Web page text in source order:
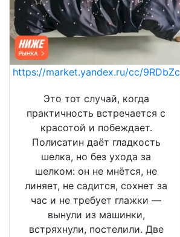
https://market.yandex.ru/cc/9RDbZc
Это тот случай, когда
практичность встречается с
красотой и побеждает.
Полисатин даёт гладкость
шелка, но без ухода за
шелком: он не мнётся, не
линяет, не садится, сохнет за
час и не требует глажки —
вынули из машинки,
встряхнули, постелили. Две